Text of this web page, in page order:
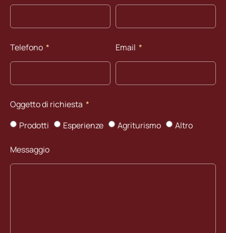
Telefono Email
Oggetto di richiesta
Prodotti
Esperienze Agriturismo Altro
Messaggio